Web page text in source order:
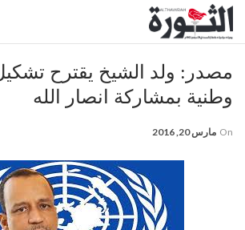
مصدر: ولد الشيخ يقترح
وطنية بمشاركة انصار الله
On مارس 20, 2016